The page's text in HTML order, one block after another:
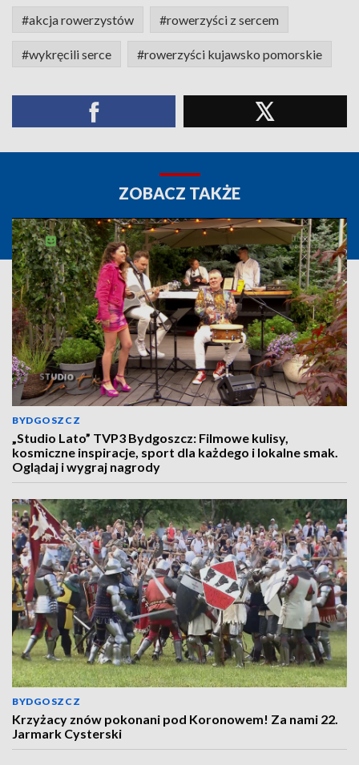
#akcja rowerzystów #rowerzyści z sercem
#wykręcili serce #rowerzyści kujawsko pomorskie
ZOBACZ TAKŻE
BYDGOSZCZ
„Studio Lato” TVP3 Bydgoszcz: Filmowe kulisy,
kosmiczne inspiracje, sport dla każdego i lokalne smak.
Oglądaj i wygraj nagrody
BYDGOSZCZ
Krzyżacy znów pokonani pod Koronowem! Za nami 22.
Jarmark Cysterski